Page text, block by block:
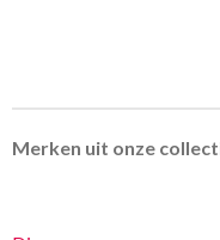
Merken uit onze